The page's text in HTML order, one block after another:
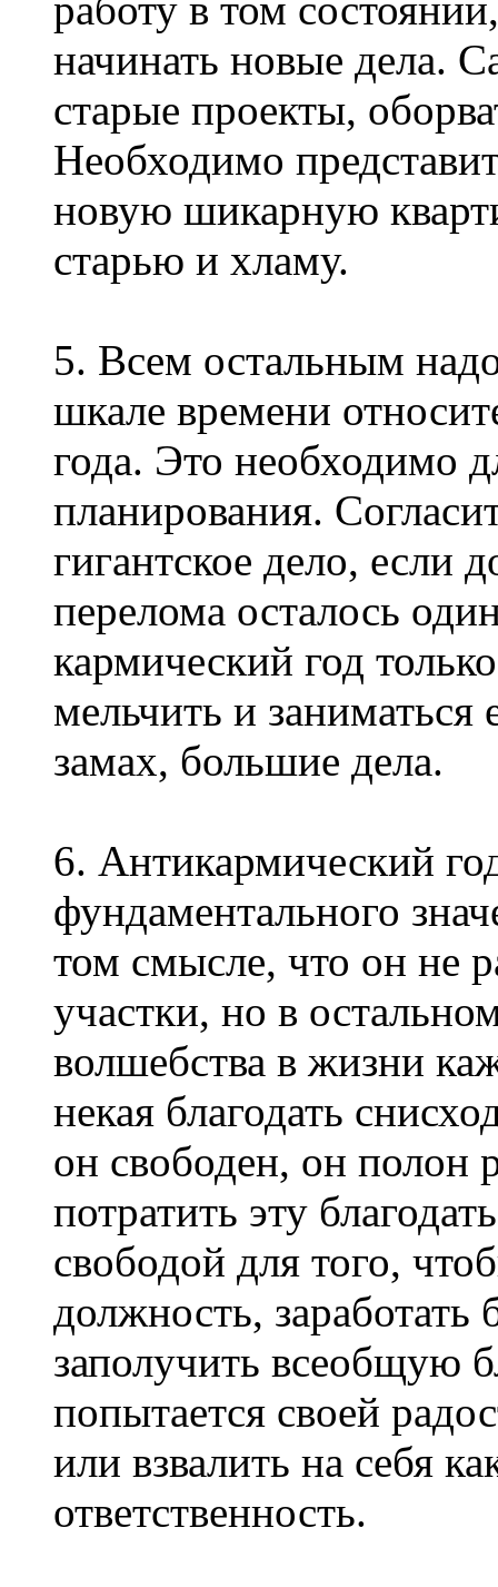
работу в том
начинать новые дела.
старые проекты,
Необходимо
новую шикарную
старью и хламу.
5. Всем остальным
шкале времени
года. Это необходимо
планирования.
гигантское дело, если
перелома осталось
кармический год
мельчить и
замах, большие дела.
6. Антикармический
фундаментального
том смысле, что он не
участки, но в
волшебства в жизни
некая благодать
он свободен, он полон
потратить эту
свободой для того,
должность,
заполучить всеобщую
попытается своей
или взвалить на себя
ответственность.